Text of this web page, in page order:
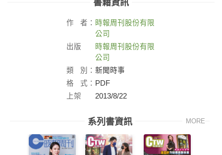
書籍資訊
作 者： 時報周刊股份有限
公司
出版
時報周刊股份有限
公司
類
別： 新聞時事
格
式： PDF
上架
2013/8/22
系列書資訊 MORE